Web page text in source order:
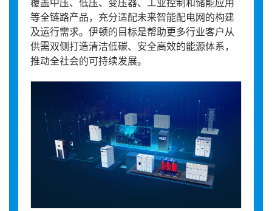
覆盖中压、低压、变压器、工业控制和储能应用
等全链路产品，充分适配未来智能配电网的构建
及运行需求。伊顿的目标是帮助更多行业客户从
供需双侧打造清洁低碳、安全高效的能源体系，
推动全社会的可持续发展。